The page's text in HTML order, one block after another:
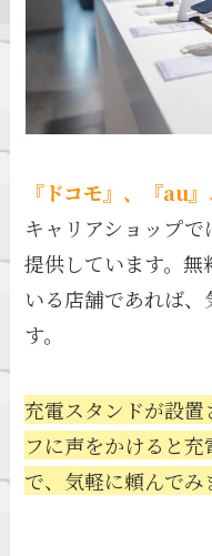
『ドコモ』、『au
キャリアショップ
提供しています。
いる店舗であれば
す。
充電スタンドが設置
フに声をかけると
で、気軽に頼んでみ